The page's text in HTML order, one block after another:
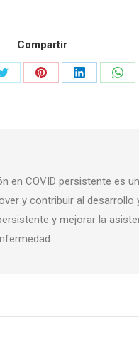
Compartir
Share
Share
Share
Share
en COVID persistente es
y contribuir al
y mejorar la